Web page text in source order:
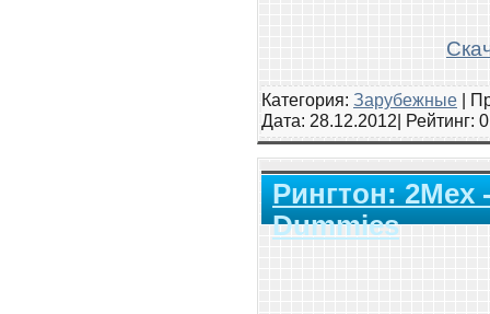
Категория: Зарубежные |
Дата: 28.12.2012| Рейтинг:
Рингтон: 2Mex
Dummies